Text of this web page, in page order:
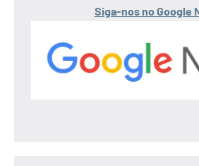
Siga-nos no Google